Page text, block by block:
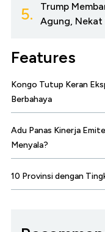
5.
Trump
Agung, Nekat
Features
Kongo Tutup Keran
Berbahaya
Adu Panas Kinerja
Menyala?
10 Provinsi dengan